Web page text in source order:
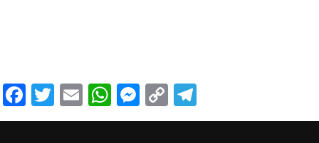
Facebook
Twitter
EmailWhatsApp
Messenger
Copy
Link